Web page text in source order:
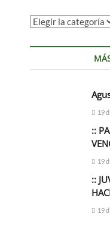
CATEGORÍAS
19
::
19
::
19